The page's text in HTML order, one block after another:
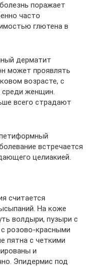
поражает
часто
глютена в
дерматит
может проявлять
возрасте, с
женщин.
всего страдают
встречается
целиакией.
считается
На коже
волдыри, пузыри с
розово-красными
пятна с четкими
и
Эпидермис под